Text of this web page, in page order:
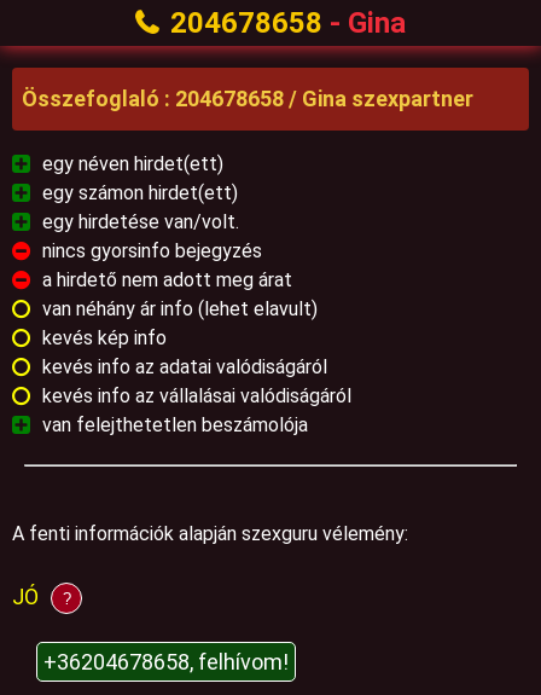
204678658 - Gina
Összefoglaló : 204678658 / Gina szexpartner
egy néven hirdet(ett)
egy számon hirdet(ett)
egy hirdetése van/volt.
nincs gyorsinfo bejegyzés
a hirdető nem adott meg árat
van néhány ár info (lehet elavult)
kevés kép info
kevés info az adatai valódiságáról
kevés info az vállalásai valódiságáról
van felejthetetlen beszámolója
A fenti információk alapján szexguru vélemény:
JÓ ?
+36204678658, felhívom!